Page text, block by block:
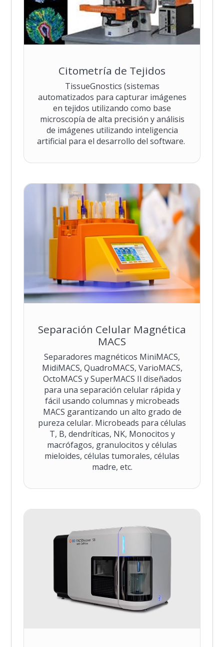
Citometría de Tejidos
TissueGnostics (sistemas
automatizados para capturar imágenes
en tejidos utilizando como base
microscopía de alta precisión y análisis
de imágenes utilizando inteligencia
artificial para el desarrollo del software.
Separación Celular Magnética
MACS
Separadores magnéticos MiniMACS,
MidiMACS, QuadroMACS, VarioMACS,
OctoMACS y SuperMACS Il diseñados
para una separación celular rápida y
fácil usando columnas y microbeads
MACS garantizando un alto grado de
pureza celular. Microbeads para células
T, B, dendríticas, NK, Monocitos y
macrófagos, granulocitos y células
mieloides, células tumorales, células
madre, etc.